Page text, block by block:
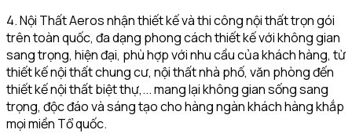
4. Nội Thất Aeros nhận thiết kế và thi công nội thất trọn gói
trên toàn quốc, đa dạng phong cách thiết kế với không gian
sang trọng, hiện đại, phù hợp với nhu cầu của khách hàng, từ
thiết kế nội thất chung cư, nội thất nhà phố, văn phòng đến
thiết kế nội thất biệt thự,... mang lại không gian sống sang
trọng, độc đáo và sáng tạo cho hàng ngàn khách hàng khắp
mọi miền Tổ quốc.